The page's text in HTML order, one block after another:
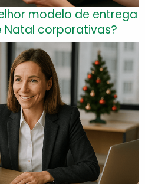
modelo de entrega
Natal corporativas?